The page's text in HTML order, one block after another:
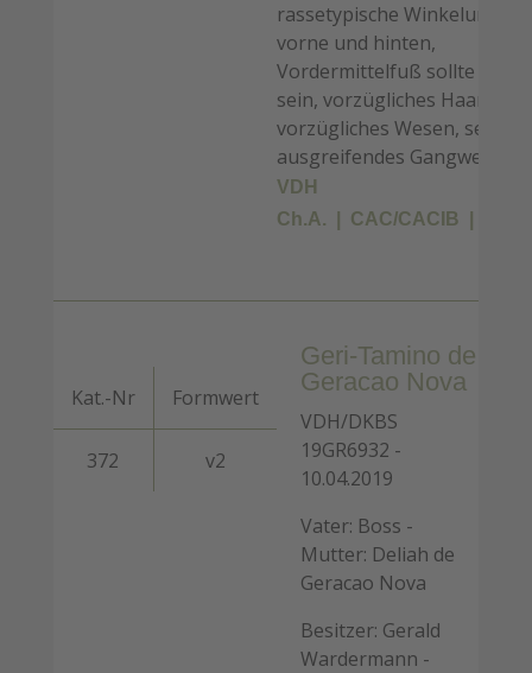
rassetypische Winkelungen
vorne und hinten,
Vordermittelfuß sollte
sein, vorzügliches Haarkleid,
vorzügliches Wesen, sehr
ausgreifendes Gangwerk
VDH
Ch.A.
CAC/CACIB
Kat.-Nr Formwert
372 v2
Geri-Tamino de
Geracao Nova
VDH/DKBS
19GR6932 -
10.04.2019
Vater: Boss -
Mutter: Deliah de
Geracao Nova
Besitzer: Gerald
Wardermann -